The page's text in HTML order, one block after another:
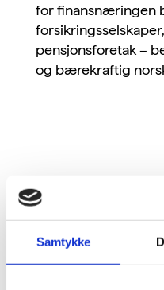
Samtykke
for finansnæringen
pensjonsforetak –
og bærekraftig
Bank og finans